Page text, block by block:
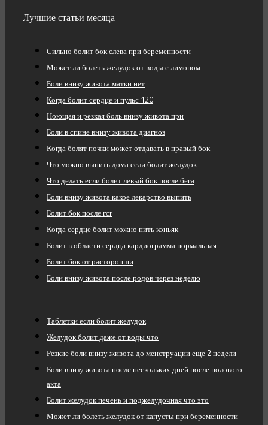
Лучшие статьи месяца
Сильно болит бок слева при беременности
Может ли болеть желудок от воды с лимоном
Боли внизу живота матки нет
Когда болит сердце и пульс 120
Ноющая и резкая боль внизу живота при
Боли в спине внизу живота диагноз
Когда болят почки может отдавать в правый бок
Что можно выпить дома если болит желудок
Что делать если болит левый бок после бега
Боли внизу живота какое лекарство выпить
Болит бок после гсг
Когда сердце болит можно пить коньяк
Болит в области сердца кардиограмма нормальная
Болит бок от расторопши
Боли внизу живота после родов через неделю
Таблетки если болит желудок
Желудок болит даже от воды что
Резкие боли внизу живота до менструации еще 2 недели
Боли внизу живота после нескольких дней после полового
акта
Болит желудок печень и поджелудочная что это
Может ли болеть желудок от капусты при беременности